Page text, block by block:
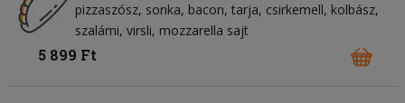
pizzaszósz sonka bacon tarja csirkemell kolbász
szalámi virsli mozzarella sajt
5 899 Ft